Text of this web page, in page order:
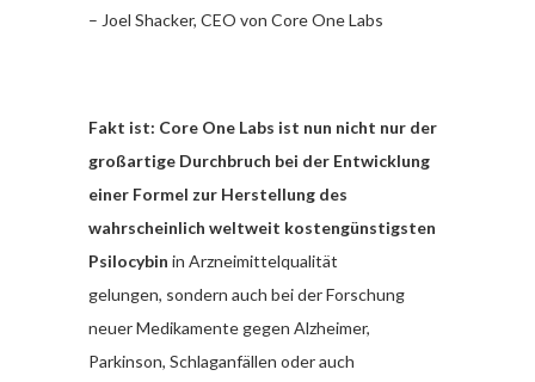
– Joel Shacker, CEO von Core One Labs
Fakt ist: Core One Labs ist nun nicht nur der
großartige Durchbruch bei der Entwicklung
einer Formel zur Herstellung des
wahrscheinlich weltweit kostengünstigsten
Psilocybin in Arzneimittelqualität
gelungen, sondern auch bei der Forschung
neuer Medikamente gegen Alzheimer,
Parkinson, Schlaganfällen oder auch